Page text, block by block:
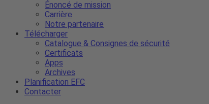
Énoncé de mission
Carrière
Notre partenaire
Télécharger
Catalogue & Consignes de sécurité
Certificats
Apps
Archives
Planification EFC
Contacter